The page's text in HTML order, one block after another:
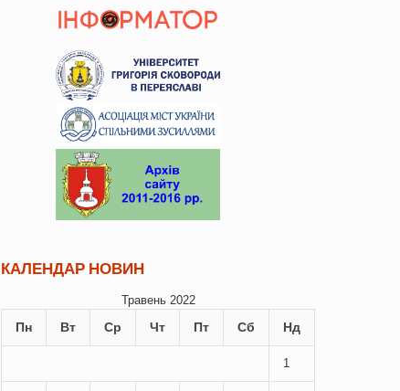
КАЛЕНДАР НОВИН
Травень 2022
Пн Вт Ср Чт Пт Сб Нд
1